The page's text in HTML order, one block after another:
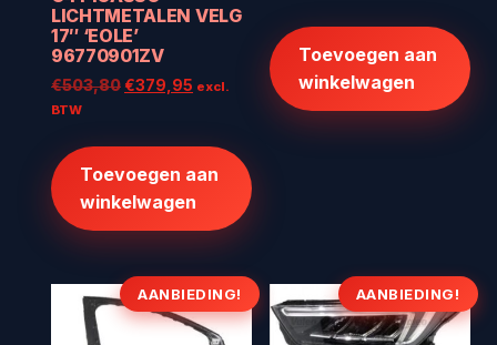
LICHTMETALEN VELG
17″ ‘EOLE’
96770901ZV
€503,80Oorspronkelijke
€379,95 Huidige
€379,95.
excl.
BTW
Toevoegen aan
winkelwagen
€119,95.
Toevoegen aan
winkelwagen
AANBIEDING! AANBIEDING!